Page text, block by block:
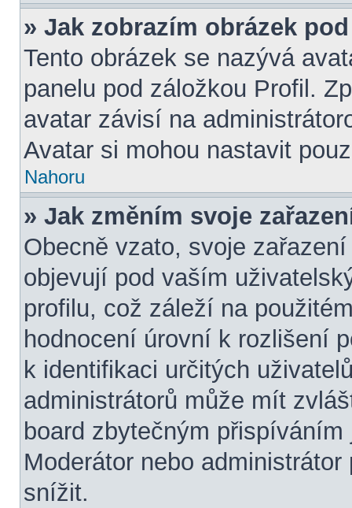
» Jak zobrazím obrázek
Tento obrázek se nazývá
panelu pod záložkou Profil.
avatar závisí na
Avatar si mohou nastavit
Nahoru
» Jak změním svoje
Obecně vzato, svoje
objevují pod vaším
profilu, což záleží na
hodnocení úrovní k rozlišení
k identifikaci určitých
administrátorů může mít
board zbytečným
Moderátor nebo
snížit.